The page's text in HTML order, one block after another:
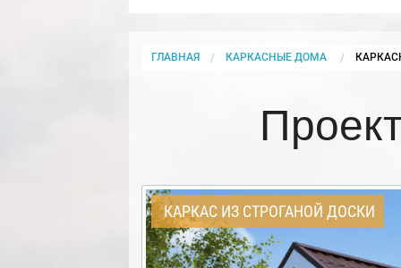
ГЛАВНАЯ КАРКАСНЫЕ ДОМА
КАРКАС ИЗ СТРОГАНОЙ ДОСКИ